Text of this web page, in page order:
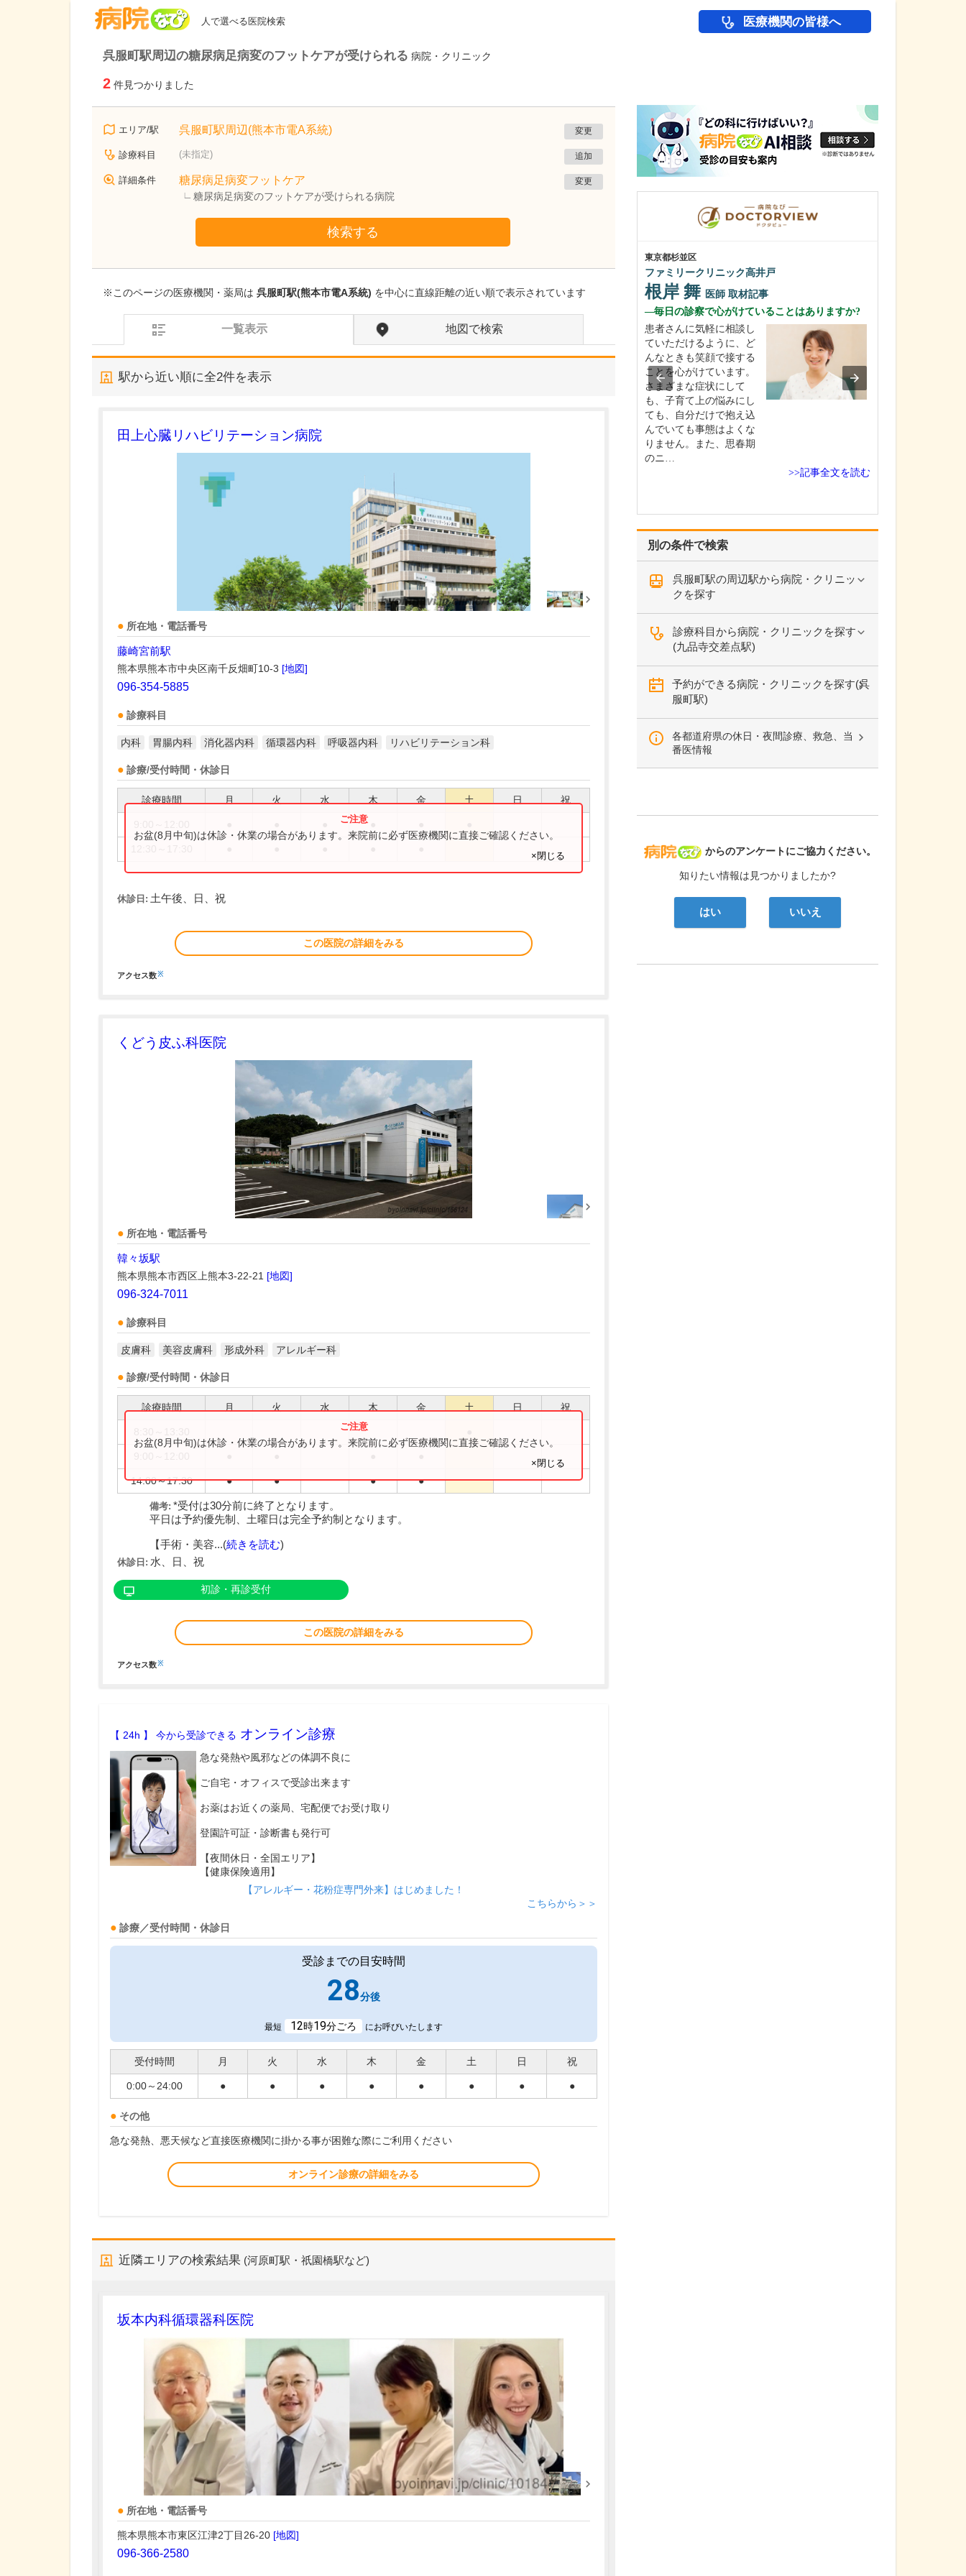
人で選べる医院検索 医療機関の皆様へ
呉服町駅周辺の糖尿病足病変のフットケアが受けられる 病院・クリニック
2 件見つかりました
エリア/駅 呉服町駅周辺(熊本市電A系統) 変更
診療科目 (未指定) 追加
詳細条件 糖尿病足病変フットケア
糖尿病足病変のフットケアが受けられる病院
変更
検索する
※このページの医療機関・薬局は 呉服町駅(熊本市電A系統) を中心に直線距離の近い順で表示されています
一覧表示 地図で検索
駅から近い順に全2件を表示
田上心臓リハビリテーション病院
所在地・電話番号
藤崎宮前駅
熊本県熊本市中央区南千反畑町10-3 [地図]
096-354-5885
診療科目
内科 胃腸内科 消化器内科 循環器内科 呼吸器内科 リハビリテーション科
診療/受付時間・休診日
診療時間 月 火 水 木 金 土 日 祝
お盆(8月中旬)は休診・休業の場合があります。来院前に必ず医療機関に直接ご確認ください。
×閉じる
休診日: 土午後、日、祝
この医院の詳細をみる
アクセス数※
くどう皮ふ科医院
所在地・電話番号
韓々坂駅
熊本県熊本市西区上熊本3-22-21 [地図]
096-324-7011
診療科目
皮膚科 美容皮膚科 形成外科 アレルギー科
診療/受付時間・休診日
診療時間 月 火 水 木 金 土 日 祝
14:00～17:30 ● ● ● ●
お盆(8月中旬)は休診・休業の場合があります。来院前に必ず医療機関に直接ご確認ください。
×閉じる
備考: *受付は30分前に終了となります。
平日は予約優先制、土曜日は完全予約制となります。
【手術・美容...(続きを読む)
休診日: 水、日、祝
初診・再診受付
この医院の詳細をみる
アクセス数※
【 24h 】 今から受診できる オンライン診療
急な発熱や風邪などの体調不良に
ご自宅・オフィスで受診出来ます
お薬はお近くの薬局、宅配便でお受け取り
登園許可証・診断書も発行可
【夜間休日・全国エリア】
【健康保険適用】
【アレルギー・花粉症専門外来】はじめました！
こちらから＞＞
診療／受付時間・休診日
受診までの目安時間
28分後
最短 12時19分ごろ にお呼びいたします
受付時間 月 火 水 木 金 土 日 祝
0:00～24:00 ● ● ● ● ● ● ● ●
その他
急な発熱、悪天候など直接医療機関に掛かる事が困難な際にご利用ください
オンライン診療の詳細をみる
近隣エリアの検索結果 (河原町駅・祇園橋駅など)
坂本内科循環器科医院
所在地・電話番号
熊本県熊本市東区江津2丁目26-20 [地図]
096-366-2580
別の条件で検索
呉服町駅の周辺駅から病院・クリニッ
クを探す
診療科目から病院・クリニックを探す
(九品寺交差点駅)
予約ができる病院・クリニックを探す(呉
服町駅)
各都道府県の休日・夜間診療、救急、当
番医情報
病院なび
からのアンケートにご協力ください。
知りたい情報は見つかりましたか?
はい いいえ
たかしお内科ハートクリニック
高潮 征爾院長取材記事
たのにはどのような理由があったのでしょうか?
心不全という病気は発症
すると治ることはなく、
東京都杉並区
ファミリークリニック高井戸
根岸 舞 医師 取材記事
毎日の診察で心がけていることはありますか?
患者さんに気軽に相談し
ていただけるように、ど
んなときも笑顔で接する
ことを心がけています。
さまざまな症状にして
も、子育て上の悩みにし
ても、自分だけで抱え込
んでいても事態はよくな
りません。また、思春期
のニ…
>>記事全文を読む